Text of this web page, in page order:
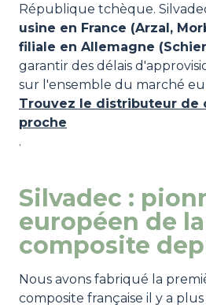
République tchèque.
usine en France (Arzal,
filiale en Allemagne
garantir des délais
sur l'ensemble du marché
Trouvez le distributeur de
proche
.
Silvadec :
européen de
composite
Nous avons fabriqué la
composite française il y a